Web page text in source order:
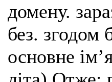
домену.
без. згодом
основне